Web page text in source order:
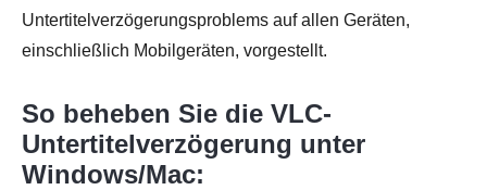
Untertitelverzögerungsproblems auf allen Geräten,
einschließlich Mobilgeräten, vorgestellt.
So beheben Sie die VLC-
Untertitelverzögerung unter
Windows/Mac: